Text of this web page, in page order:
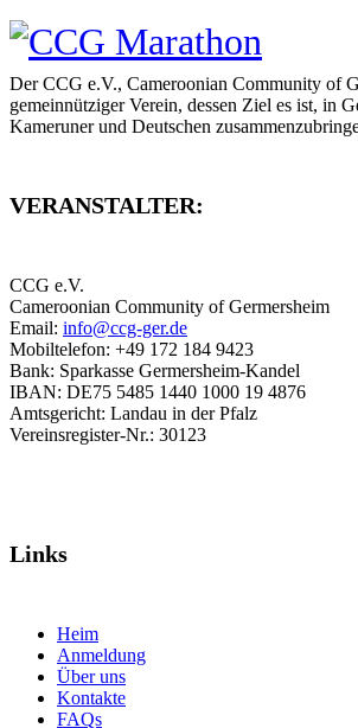
Der CCG e.V., Cameroonian Community of
gemeinnütziger Verein, dessen Ziel es ist, in
Kameruner und Deutschen
VERANSTALTER:
CCG e.V.
Cameroonian Community of Germersheim
Email: info@ccg-ger.de
Mobiltelefon: +49 172 184 9423
Bank: Sparkasse Germersheim-Kandel
IBAN: DE75 5485 1440 1000 19 4876
Amtsgericht: Landau in der Pfalz
Vereinsregister-Nr.: 30123
Links
Heim
Anmeldung
Über uns
Kontakte
FAQs